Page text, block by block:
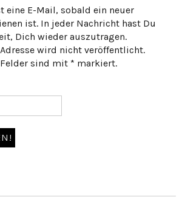
eine E-Mail, sobald ein neuer
ist. In jeder Nachricht hast Du
Dich wieder auszutragen.
wird nicht veröffentlicht.
sind mit * markiert.